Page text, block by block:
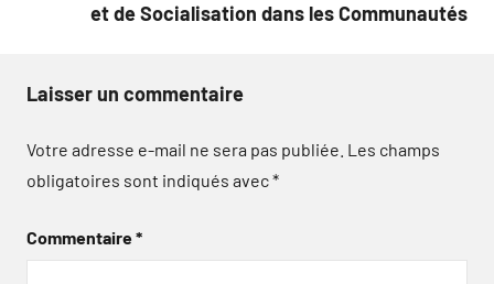
et de Socialisation dans les Communautés
Laisser un commentaire
Votre adresse e-mail ne sera pas publiée. Les champs
obligatoires sont indiqués avec*
Commentaire*